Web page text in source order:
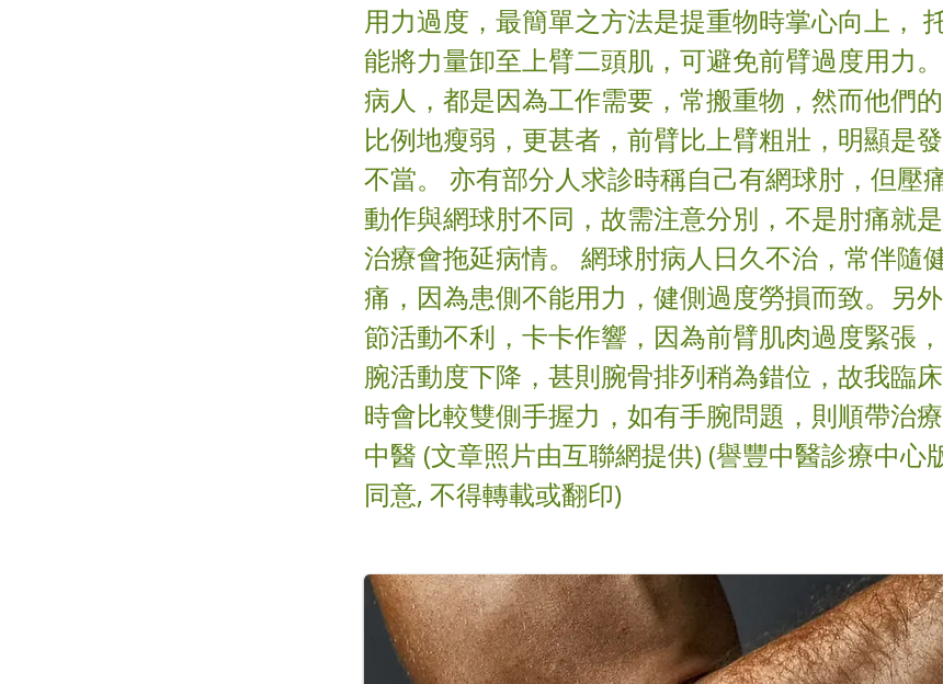
用力過度，最簡單之方法是提重物時掌心向上，
能將力量卸至上臂二頭肌，可避免前臂過度用力
病人，都是因為工作需要，常搬重物，然而他們
比例地瘦弱，更甚者，前臂比上臂粗壯，明顯是
不當。 亦有部分人求診時稱自己有網球肘，但壓
動作與網球肘不同，故需注意分別，不是肘痛就
治療會拖延病情。 網球肘病人日久不治，常伴隨
痛，因為患側不能用力，健側過度勞損而致。另
節活動不利，卡卡作響，因為前臂肌肉過度緊張
腕活動度下降，甚則腕骨排列稍為錯位，故我臨
時會比較雙側手握力，如有手腕問題，則順帶治
中醫 (文章照片由互聯網提供) (譽豐中醫診療中心
同意, 不得轉載或翻印)